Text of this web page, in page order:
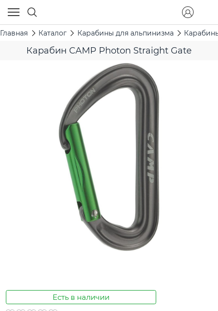
Главная Каталог Карабины для альпинизма
Карабин CAMP Photon Straight Gate
Есть в наличии